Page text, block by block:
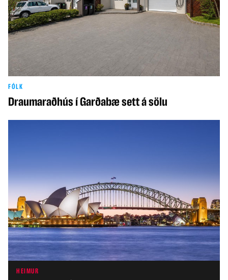
FÓLK
Draumaraðhús í Garðabæ sett á sölu
HEIMUR